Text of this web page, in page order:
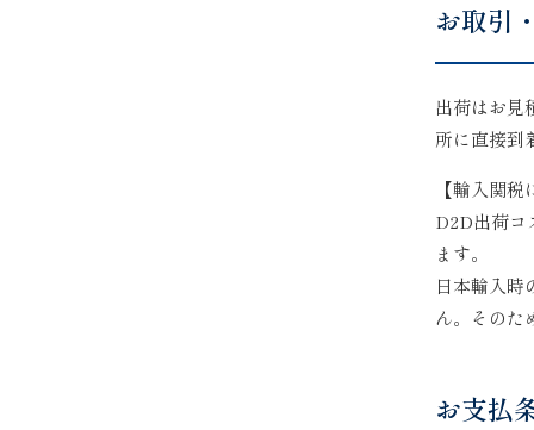
お取引
出荷はお見
所に直接到
【輸入関
D2D出荷コ
ます。
日本輸入時
ん。そのた
お支払